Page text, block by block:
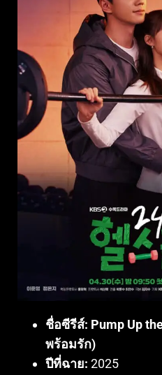
ชื่อซีรีส์: Pump Up
พร้อมรัก)
ปีที่ฉาย: 2025